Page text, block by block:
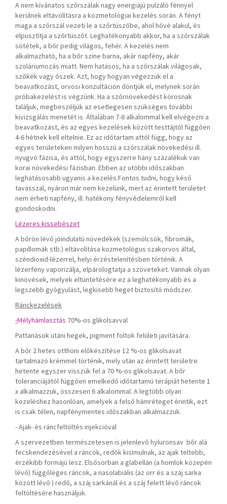
A nem kívánatos szőrszálak nagy energiájú pulzáló fénnyel
kerülnek eltávolításra a kozmetológiai kezelés során. A fényt
maga a szőrszál vezeti le a szőrtüszőbe, ahol hővé alakul, és
elpusztítja a szőrtüszőt. Leghatékonyabb akkor, ha a szőrszálak
sötétek, a bőr pedig világos, fehér. A kezelés nem
alkalmazható, ha a bőr színe barna, akár napfény, akár
szoláriumozás miatt. Nem hatásos, ha a szőrszálak világosak,
szőkék vagy őszek. Azt, hogy hogyan végezzük el a
beavatkozást, orvosi konzultáción döntjük el, melynek során
próbakezelést is végzünk. Ha a szőrnövekedést kórosnak
találjuk, megbeszéljük az esetlegesen szükséges további
kivizsgálás menetét is. Általában 7-8 alkalommal kell elvégezni a
beavatkozást, és az egyes kezelések között testtájtól függően
4-6 hétnek kell eltelnie. Ez az időtartam attól függ, hogy az
egyes területeken milyen hosszú a szőrszálak növekedési ill.
nyugvó fázisa, és attól, hogy egyszerre hány százalékuk van
korai növekedési fázisban. Ebben az utóbbi időszakban
leghatásosabb ugyanis a kezelés.Fontos tudni, hogy késő
tavasszal, nyáron már nem kezelünk, mert az érintett területet
nem érheti napfény, ill. hatékony fényvédelemről kell
gondoskodni.
Lézeres kissebészet
A bőrön lévő jóindulatú növedékek (szemölcsök, fibromák,
papillomák stb.) eltávolítása kozmetológus szakorvos által,
széndioxid-lézerrel, helyi érzéstelenítésben történik. A
lézerfény vaporizálja, elpárologtatja a szöveteket. Vannak olyan
kinövések, melyek eltüntetésére ez a leghatékonyabb és a
legszebb gyógyulást, legkisebb heget biztosító módszer.
Ránckezelések
-Mélyhámlasztás 70%-os glikolsavval
Pattanások utáni hegek, pigment foltok felületi javítására.
A bőr 2 hetes otthoni előkészítése 12 %-os glikolsavat
tartalmazó krémmel történik, mely után az érintett területre
hetente egyszer visszük fel a 70 %-os glikolsavat. A bőr
toleranciájától függően emelkedő időtartamú terápiát hetente 1
x alkalmazzuk, összesen 6 alkalommal. A legtöbb olyan
kezeléshez hasonlóan, amelyek a felső hámréteget érintik, ezt
is csak télen, napfénymentes időszakban alkalmazzuk.
- Ajak- és ráncfeltöltés injekcióval
A szervezetben természetesen is jelenlevő hyluronsav bőr alá
fecskendezésével a ráncok, redők kisimulnak, az ajak teltebb,
érzékibb formájú lesz. Elsősorban a glabellán (a homlok közepén
lévő) függőleges ráncok, a nasolabiális (az orr és a száj sarka
között lévő ) redő, a száj sarkánál és a száj felett lévő ráncok
feltöltésére használjuk.